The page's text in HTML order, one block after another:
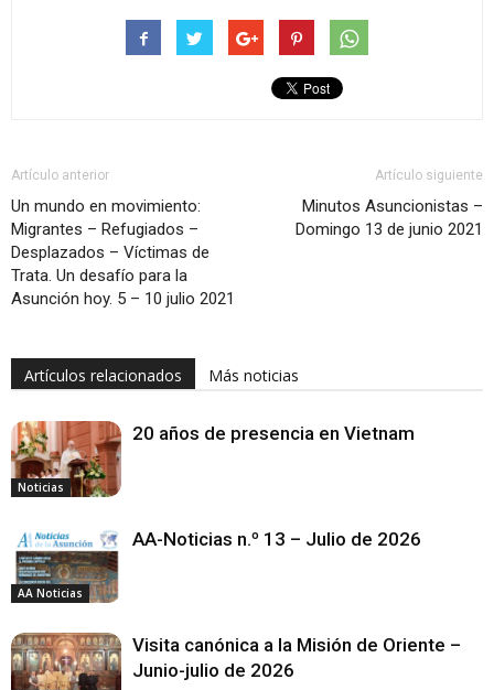
Artículo anterior
Un mundo en movimiento:
Migrantes – Refugiados –
Desplazados – Víctimas de
Trata. Un desafío para la
Asunción hoy. 5 – 10 julio 2021
Artículo siguiente
Minutos Asuncionistas –
Domingo 13 de junio 2021
Artículos relacionados Más noticias
Noticias
20 años de presencia en Vietnam
AA Noticias
AA-Noticias n.º 13 – Julio de 2026
Visita canónica a la Misión de Oriente –
Junio-julio de 2026